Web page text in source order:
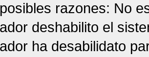
razones: No
deshabilito el
ha desabilidato